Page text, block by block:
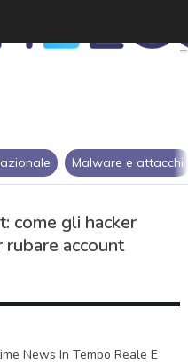
Malware e attacchi
come gli hacker
account
News In Tempo Reale E